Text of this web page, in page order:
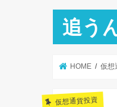
追う
HOME 仮想
仮想通貨投資